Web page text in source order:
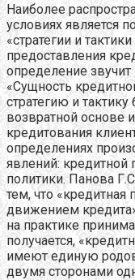
Наиболее
условиях является
«стратегии и
предоставления
определение
«Сущность
стратегию и
возвратной основе
кредитования
определениях
явлений: кредитной
политики. Панова
тем, что «кредитная
движением
на практике
получается,
имеют единую
двумя сторонами